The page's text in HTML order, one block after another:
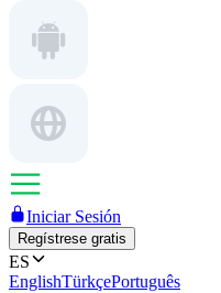
Iniciar Sesión
Regístrese gratis
ES
EnglishTürkçePortuguês